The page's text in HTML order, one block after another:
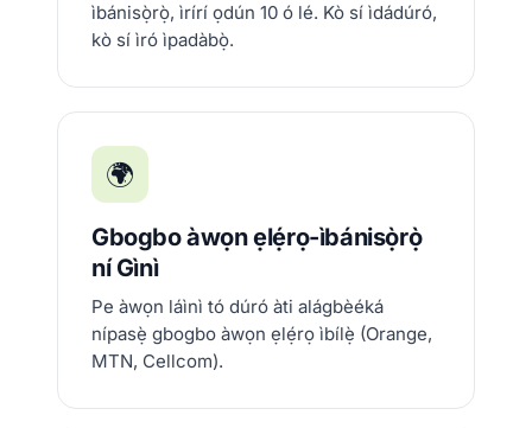
ìbánisọ̀rọ̀, ìrírí ọdún 10 ó lé. Kò sí ìdádúró,
kò sí ìró ìpadàbọ̀.
🌍
Gbogbo àwọn ẹlẹ́rọ-ìbánisọ̀rọ̀
ní Gìnì
Pe àwọn láìnì tó dúró àti alágbèéká
nípasẹ̀ gbogbo àwọn ẹlẹ́rọ ìbílẹ̀ (Orange,
MTN, Cellcom).